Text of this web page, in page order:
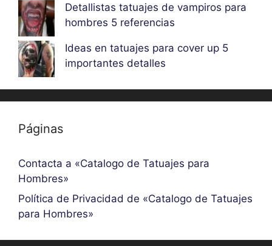
Detallistas tatuajes de vampiros para
hombres 5 referencias
Ideas en tatuajes para cover up 5
importantes detalles
Páginas
Contacta a «Catalogo de Tatuajes para
Hombres»
Política de Privacidad de «Catalogo de Tatuajes
para Hombres»